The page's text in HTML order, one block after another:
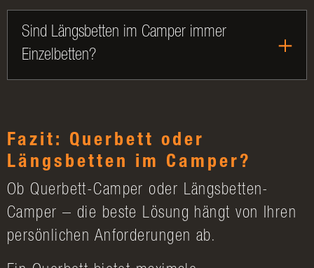
Sind Längsbetten im Camper immer
Einzelbetten?
Fazit: Querbett oder
Längsbetten im Camper?
Ob Querbett-Camper oder Längsbetten-
Camper – die beste Lösung hängt von Ihren
persönlichen Anforderungen ab.